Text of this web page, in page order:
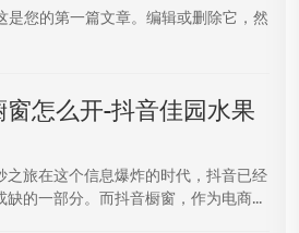
是您的第一篇文章。编辑或删除它，然
怎么开-抖音佳园水果
之旅在这个信息爆炸的时代，抖音已经
缺的一部分。而抖音橱窗，作为电商...